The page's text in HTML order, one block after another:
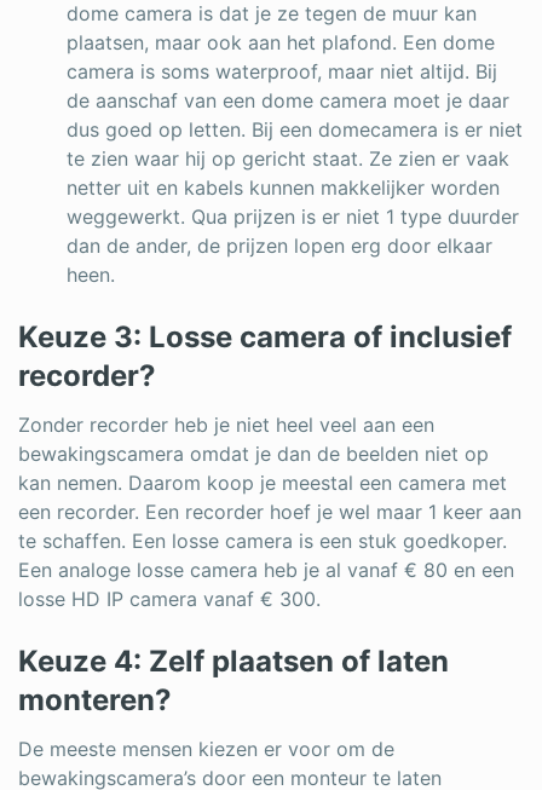
dome camera is dat je ze tegen de muur kan
plaatsen, maar ook aan het plafond. Een dome
camera is soms waterproof, maar niet altijd. Bij
de aanschaf van een dome camera moet je daar
dus goed op letten. Bij een domecamera is er niet
te zien waar hij op gericht staat. Ze zien er vaak
netter uit en kabels kunnen makkelijker worden
weggewerkt. Qua prijzen is er niet 1 type duurder
dan de ander, de prijzen lopen erg door elkaar
heen.
Keuze 3: Losse camera of inclusief
recorder?
Zonder recorder heb je niet heel veel aan een
bewakingscamera omdat je dan de beelden niet op
kan nemen. Daarom koop je meestal een camera met
een recorder. Een recorder hoef je wel maar 1 keer aan
te schaffen. Een losse camera is een stuk goedkoper.
Een analoge losse camera heb je al vanaf € 80 en een
losse HD IP camera vanaf € 300.
Keuze 4: Zelf plaatsen of laten
monteren?
De meeste mensen kiezen er voor om de
bewakingscamera’s door een monteur te laten